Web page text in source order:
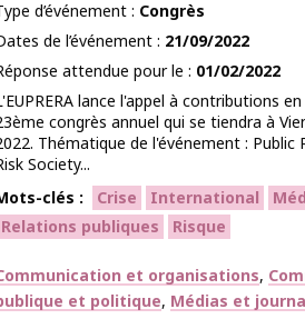
d’événement
Congrès
de l’événement
21/09/2022
attendue pour le
01/02/2022
lance l'appel à contributions
congrès annuel qui se tiendra à
Thématique de l'événement : Public
Society...
clés
Crise International
Relations publiques
Risque
et organisations
et politique Médias et